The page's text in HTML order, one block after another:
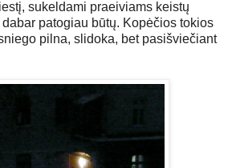
sukeldami praeiviams keistų
patogiau būtų. Kopėčios tokios
pilna, slidoka, bet pasišviečiant